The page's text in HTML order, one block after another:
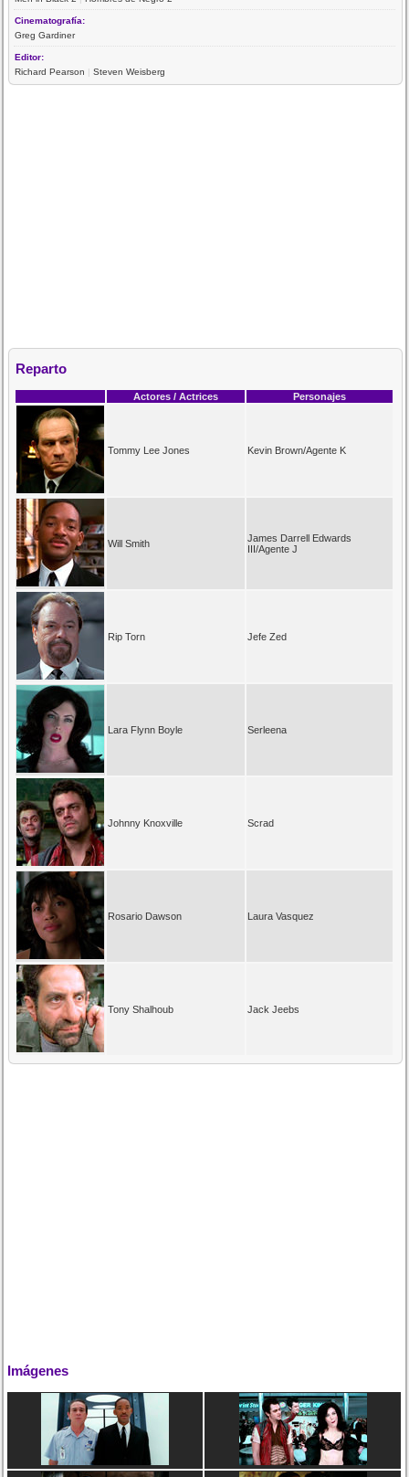
Cinematografía:
Greg Gardiner
Editor:
Richard Pearson |Steven Weisberg
Reparto
Actores / Actrices Personajes
Tommy Lee Jones Kevin Brown/Agente K
Will Smith
James Darrell Edwards
III/Agente J
Rip Torn Jefe Zed
Lara Flynn Boyle Serleena
Johnny Knoxville Scrad
Rosario Dawson Laura Vasquez
Tony Shalhoub Jack Jeebs
Imágenes